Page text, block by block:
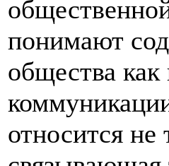
понимают
общества
относится